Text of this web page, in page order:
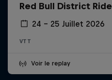
Red Bull District Ride
24 – 25 Juillet 2026
VTT
Voir le replay